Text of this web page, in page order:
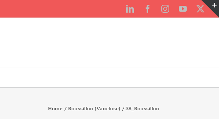
LinkedInFacebookInstagramYouTube
X
Home Roussillon (Vaucluse) 38_Roussillon